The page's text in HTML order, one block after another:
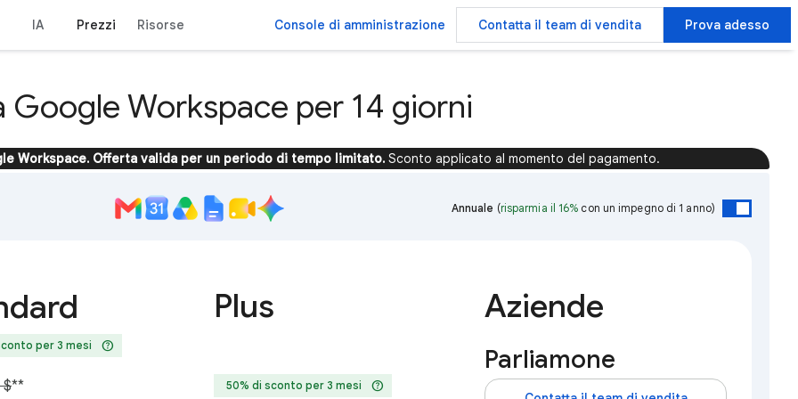
IA Prezzi Risorse Console di amministrazione Contatta il team di vendita Prova adesso
Google Workspace per 14 giorni
Workspace. Offerta valida per un periodo di tempo limitato. Sconto applicato al momento del pagamento.
Annuale (risparmia il 16% con un impegno di 1 anno)
per 3 mesi help
$**
Plus
50% di sconto per 3 mesi help
Aziende
Parliamone